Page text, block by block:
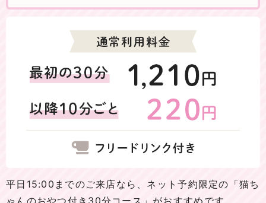
平日15:00までのご来店なら、ネット予約限定の「猫ち
ゃんのおやつ付き30分コース」がおすすめです。